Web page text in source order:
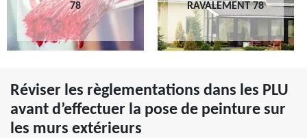
78
RAVALEMENT 78
Réviser les règlementations dans les PLU
avant d’effectuer la pose de peinture sur
les murs extérieurs